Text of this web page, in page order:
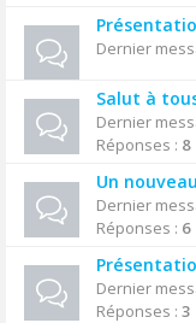
Dernier
Salut à
Dernier
Réponses : 8
Un
Dernier
Réponses : 6
Dernier
Réponses : 3